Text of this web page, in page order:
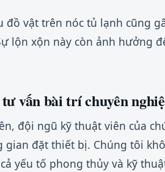
đồ vật trên nóc tủ lạnh cũng
lộn xộn này còn ảnh hưởng
vấn bài trí chuyên
đội ngũ kỹ thuật viên của
đặt thiết bị. Chúng tôi
yếu tố phong thủy và kỹ